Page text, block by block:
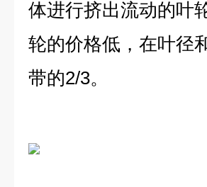
体进行挤出流动的叶
轮的价格低，在叶径
带的2/3。